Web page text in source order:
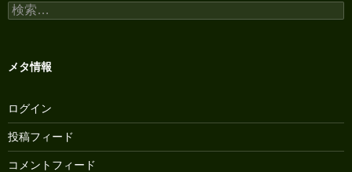
検
索:
メタ情報
ログイン
投稿フィード
コメントフィード